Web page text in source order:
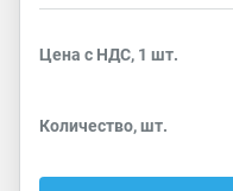
Цена с НДС, 1 шт.
Количество, шт.